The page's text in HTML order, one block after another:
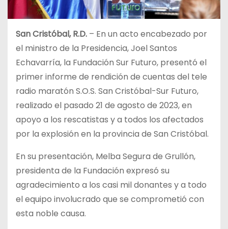
San Cristóbal, R.D. – En un acto encabezado por
el ministro de la Presidencia, Joel Santos
Echavarría, la Fundación Sur Futuro, presentó el
primer informe de rendición de cuentas del tele
radio maratón S.O.S. San Cristóbal-Sur Futuro,
realizado el pasado 21 de agosto de 2023, en
apoyo a los rescatistas y a todos los afectados
por la explosión en la provincia de San Cristóbal.
En su presentación, Melba Segura de Grullón,
presidenta de la Fundación expresó su
agradecimiento a los casi mil donantes y a todo
el equipo involucrado que se comprometió con
esta noble causa.